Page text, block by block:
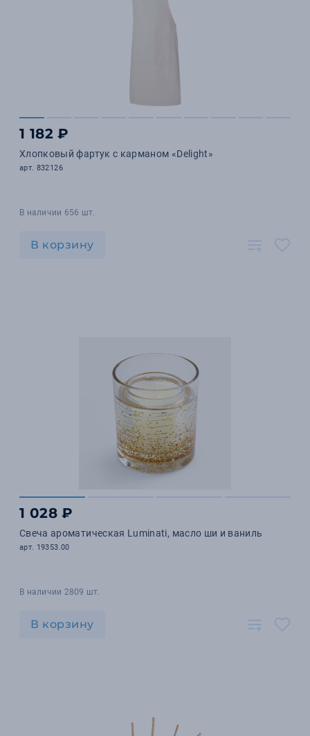
1 182 ₽
Хлопковый фартук с карманом «Delight»
арт. 832126
В наличии 656 шт.
В корзину
1 028 ₽
Свеча ароматическая Luminati, масло ши и ваниль
арт. 19353.00
В наличии 2809 шт.
В корзину